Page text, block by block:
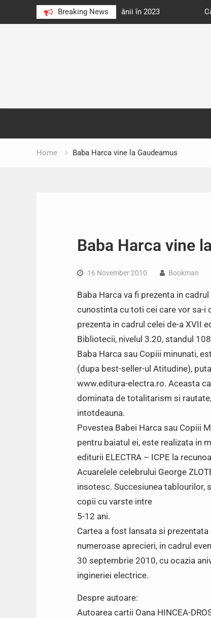
Breaking News
au citit românii în 2023 Cărți donate pentru
Home Baba Harca vine la Gaudeamus
Baba Harca vine
16 November 2010 Bookman
Baba Harca va fi prezenta in
cunostinta cu toti cei care vor sa-i
prezenta in cadrul celei de-a XVII
Bibliotecii, nivelul 3.20, standul
Baba Harca sau Copiii minunati,
(dupa best-seller-ul Atitudine),
www.editura-electra.ro. Aceasta
dominata de totalitarism si
intotdeauna.
Povestea Babei Harca sau Copiii
pentru baiatul ei, este realizata in
editurii ELECTRA – ICPE la
Acuarelele celebrului George
insotesc. Succesiunea tablourilor,
copii cu varste intre
5-12 ani.
Cartea a fost lansata si
numeroase aprecieri, in cadrul
30 septembrie 2010, cu ocazia
ingineriei electrice.
Despre autoare:
Autoarea cartii Oana HINCEA-